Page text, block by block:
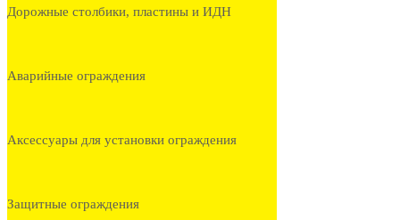
Дорожные столбики, пластины и ИДН
Аварийные ограждения
Аксессуары для установки ограждения
Защитные ограждения